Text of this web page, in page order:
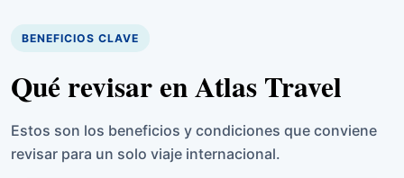
BENEFICIOS CLAVE
Qué revisar en Atlas Travel
Estos son los beneficios y condiciones que conviene
revisar para un solo viaje internacional.